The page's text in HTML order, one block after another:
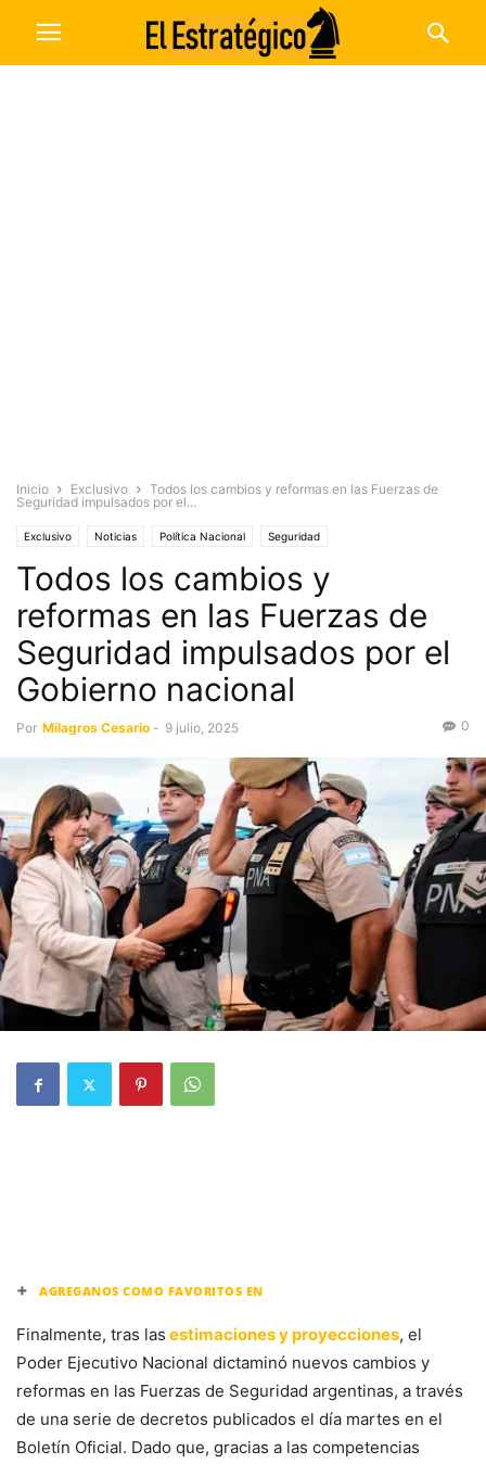
Inicio Exclusivo
Todos los cambios y reformas en las Fuerzas de
Seguridad impulsados por el...
Exclusivo Noticias Política Nacional Seguridad
Todos los cambios y
reformas en las Fuerzas de
Seguridad impulsados por el
Gobierno nacional
Por Milagros Cesario - 9 julio, 2025 0
+ AGREGANOS COMO FAVORITOS EN
Finalmente, tras las estimaciones y proyecciones, el
Poder Ejecutivo Nacional dictaminó nuevos cambios y
reformas en las Fuerzas de Seguridad argentinas, a través
de una serie de decretos publicados el día martes en el
Boletín Oficial. Dado que, gracias a las competencias